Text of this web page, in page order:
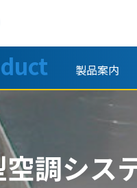
製品案内
調シス